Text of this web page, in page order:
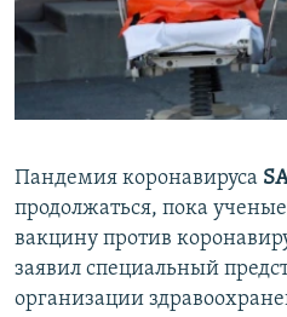
ПОБЕДИТЕЛЕЙ НЕ СУДЯТ?
КРЫМ.НЕПОКОРЕННЫЙ
ПРИСОЕДИНЯЙТЕСЬ!
Все сайты RFE/RL
Пандемия коронавируса
продолжаться, пока
вакцину против
заявил специальный
организации